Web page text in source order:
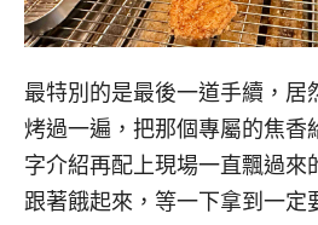
最特別的是最後一道手續，居
烤過一遍，把那個專屬的焦香
字介紹再配上現場一直飄過來
跟著餓起來，等一下拿到一定